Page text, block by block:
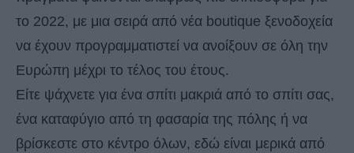
το 2022, με μια σειρά από νέα boutique ξενοδοχεία
να έχουν προγραμματιστεί να ανοίξουν σε όλη την
Ευρώπη μέχρι το τέλος του έτους.
Είτε ψάχνετε για ένα σπίτι μακριά από το σπίτι σας,
ένα καταφύγιο από τη φασαρία της πόλης ή να
βρίσκεστε στο κέντρο όλων, εδώ είναι μερικά από